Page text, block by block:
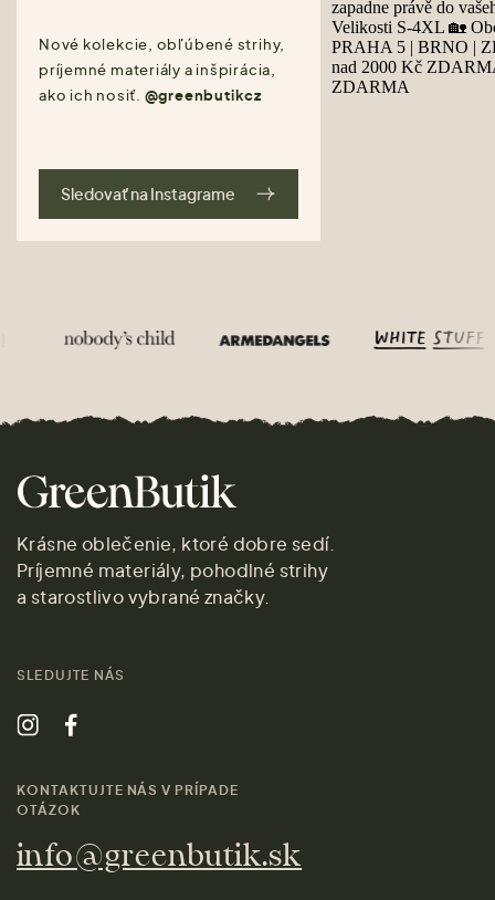
Nové kolekcie, obľúbené strihy,
príjemné materiály a inšpirácia,
ako ich nosiť. @greenbutikcz
Sledovať na Instagrame
Krásne oblečenie, ktoré dobre sedí.
Príjemné materiály, pohodlné strihy
a starostlivo vybrané značky.
SLEDUJTE NÁS
KONTAKTUJTE NÁS V PRÍPADE
OTÁZOK
info@greenbutik.sk